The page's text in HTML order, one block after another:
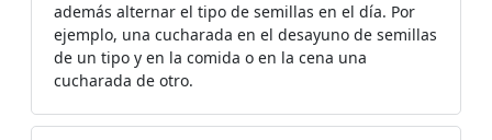
además alternar el tipo de semillas en el día. Por
ejemplo, una cucharada en el desayuno de semillas
de un tipo y en la comida o en la cena una
cucharada de otro.